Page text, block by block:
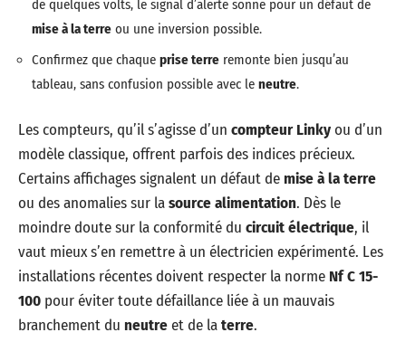
de quelques volts, le signal d’alerte sonne pour un défaut de
mise à la terre ou une inversion possible.
Confirmez que chaque prise terre remonte bien jusqu’au
tableau, sans confusion possible avec le neutre.
Les compteurs, qu’il s’agisse d’un compteur Linkyou d’un
modèle classique, offrent parfois des indices précieux.
Certains affichages signalent un défaut demise à la terre
ou des anomalies sur lasource alimentation. Dès le
moindre doute sur la conformité du circuit électrique, il
vaut mieux s’en remettre à un électricien expérimenté. Les
installations récentes doivent respecter la norme Nf C 15-
100 pour éviter toute défaillance liée à un mauvais
branchement du neutreet de laterre.